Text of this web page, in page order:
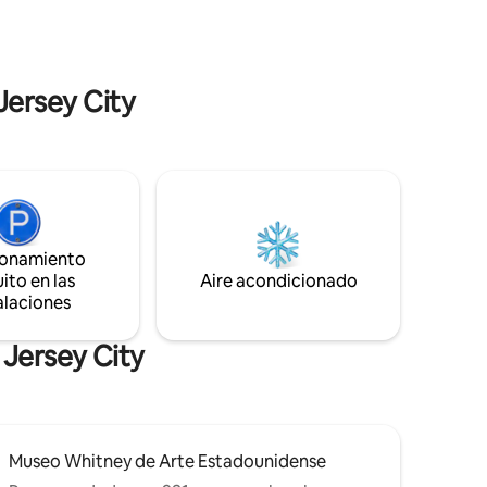
única.
asombrosa de la puesta de sol de Nueva
Jersey a través de sus ventanas de piso a
City
en las
Aire acondicionado
City
Museo Whitney de Arte Estadounidense